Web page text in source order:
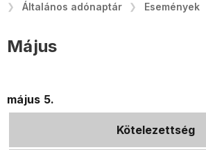
Általános adónaptár
Események
Május
május 5.
Kötelezettség